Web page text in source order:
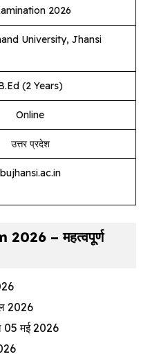
2026
University, Jhansi
(2 Years)
Online
उत्तर प्रदेश
bujhansi.ac.in
– महत्वपूर्ण
2026
05 मई 2026